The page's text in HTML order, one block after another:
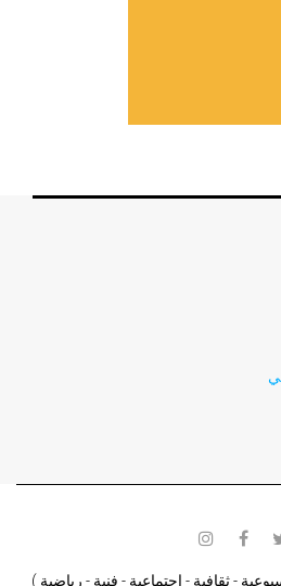
اسبوعية - ثقافية - اجتماعية - فنية - رياضية )